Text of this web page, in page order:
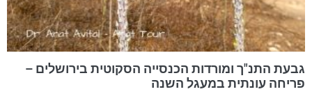
גבעת התנ"ך ומורדות הכנסייה הסקוטית בירושלים –
פריחה עונתית במעגל השנה